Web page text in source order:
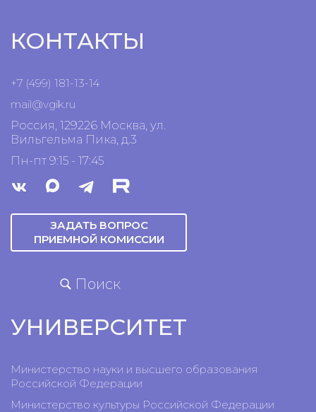
КОНТАКТЫ
+7 (499) 181-13-14
mail@vgik.ru
Россия, 129226 Москва, ул.
Вильгельма Пика, д.3
Пн-пт 9:15 - 17:45
ЗАДАТЬ ВОПРОС
ПРИЕМНОЙ КОМИССИИ
Поиск
УНИВЕРСИТЕТ
Министерство науки и высшего образования
Российской Федерации
Министерство культуры Российской Федерации